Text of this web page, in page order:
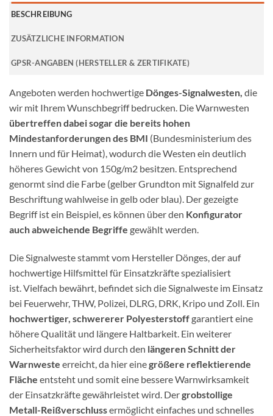
BESCHREIBUNG
ZUSÄTZLICHE INFORMATION
GPSR-ANGABEN (HERSTELLER & ZERTIFIKATE)
Angeboten werden hochwertige Dönges-Signalwesten, die
wir mit Ihrem Wunschbegriff bedrucken. Die Warnwesten
übertreffen dabei sogar die bereits hohen
Mindestanforderungen des BMI (Bundesministerium des
Innern und für Heimat), wodurch die Westen ein deutlich
höheres Gewicht von 150g/m2 besitzen. Entsprechend
genormt sind die Farbe (gelber Grundton mit Signalfeld zur
Beschriftung wahlweise in gelb oder blau). Der gezeigte
Begriff ist ein Beispiel, es können über den Konfigurator
auch abweichende Begriffe gewählt werden.
Die Signalweste stammt vom Hersteller Dönges, der auf
hochwertige Hilfsmittel für Einsatzkräfte spezialisiert
ist. Vielfach bewährt, befindet sich die Signalweste im Einsatz
bei Feuerwehr, THW, Polizei, DLRG, DRK, Kripo und Zoll. Ein
hochwertiger, schwererer Polyesterstoffgarantiert eine
höhere Qualität und längere Haltbarkeit. Ein weiterer
Sicherheitsfaktor wird durch den längeren Schnitt der
Warnweste erreicht, da hier einegrößere reflektierende
Fläche entsteht und somit eine bessere Warnwirksamkeit
der Einsatzkräfte gewährleistet wird. Dergrobstollige
Metall-Reißverschlussermöglicht einfaches und schnelles